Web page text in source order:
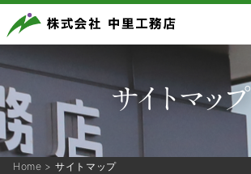
サイトマップ
Home > サイトマップ